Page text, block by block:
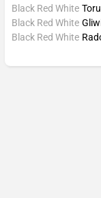
Black Red White
Black Red White
Black Red White